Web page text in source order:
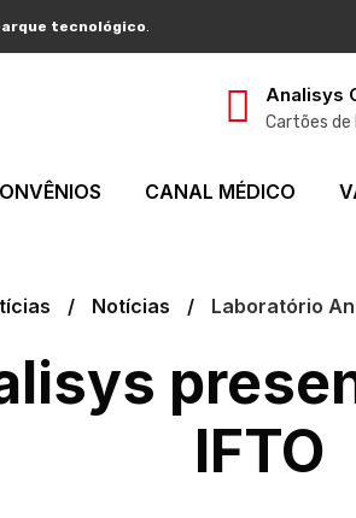
tecnológico
Analisys
Cartões
CANAL MÉDICO
Notícias Laboratório
IFTO